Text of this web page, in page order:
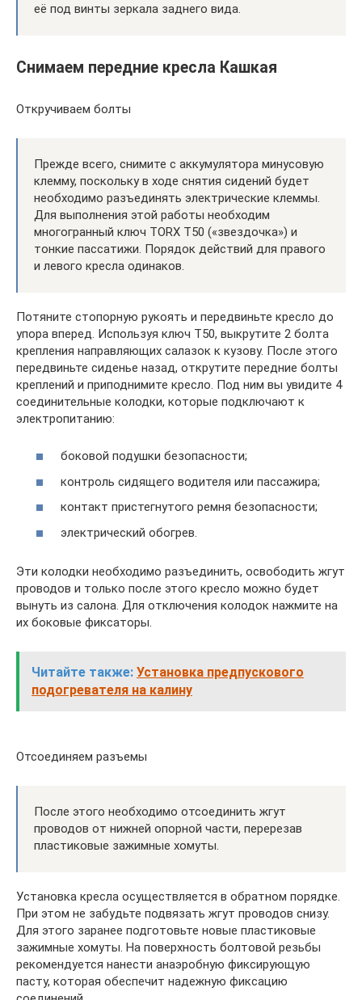
её под винты зеркала заднего вида.
Снимаем передние кресла Кашкая
Откручиваем болты
Прежде всего, снимите с аккумулятора минусовую
клемму, поскольку в ходе снятия сидений будет
необходимо разъединять электрические клеммы.
Для выполнения этой работы необходим
многогранный ключ TORX Т50 («звездочка») и
тонкие пассатижи. Порядок действий для правого
и левого кресла одинаков.
Потяните стопорную рукоять и передвиньте кресло до
упора вперед. Используя ключ Т50, выкрутите 2 болта
крепления направляющих салазок к кузову. После этого
передвиньте сиденье назад, открутите передние болты
креплений и приподнимите кресло. Под ним вы увидите 4
соединительные колодки, которые подключают к
электропитанию:
боковой подушки безопасности;
контроль сидящего водителя или пассажира;
контакт пристегнутого ремня безопасности;
электрический обогрев.
Эти колодки необходимо разъединить, освободить жгут
проводов и только после этого кресло можно будет
вынуть из салона. Для отключения колодок нажмите на
их боковые фиксаторы.
Читайте также: Установка предпускового
подогревателя на калину
Отсоединяем разъемы
После этого необходимо отсоединить жгут
проводов от нижней опорной части, перерезав
пластиковые зажимные хомуты.
Установка кресла осуществляется в обратном порядке.
При этом не забудьте подвязать жгут проводов снизу.
Для этого заранее подготовьте новые пластиковые
зажимные хомуты. На поверхность болтовой резьбы
рекомендуется нанести анаэробную фиксирующую
пасту, которая обеспечит надежную фиксацию